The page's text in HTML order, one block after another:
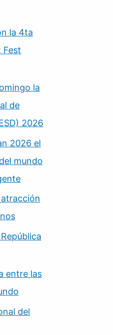
la 4ta
Fest
la
de
2026
2026 el
mundo
entre las
del